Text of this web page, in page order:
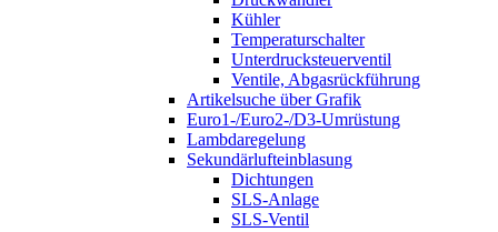
Kühler
Temperaturschalter
Unterdrucksteuerventil
Ventile, Abgasrückführung
Artikelsuche über Grafik
Euro1-/Euro2-/D3-Umrüstung
Lambdaregelung
Sekundärlufteinblasung
Dichtungen
SLS-Anlage
SLS-Ventil